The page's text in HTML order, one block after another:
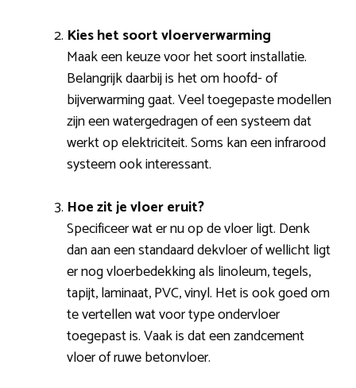
Kies het soort vloerverwarming
Maak een keuze voor het soort installatie.
Belangrijk daarbij is het om hoofd- of
bijverwarming gaat. Veel toegepaste modellen
zijn een watergedragen of een systeem dat
werkt op elektriciteit. Soms kan een infrarood
systeem ook interessant.
Hoe zit je vloer eruit?
Specificeer wat er nu op de vloer ligt. Denk
dan aan een standaard dekvloer of wellicht ligt
er nog vloerbedekking als linoleum, tegels,
tapijt, laminaat, PVC, vinyl. Het is ook goed om
te vertellen wat voor type ondervloer
toegepast is. Vaak is dat een zandcement
vloer of ruwe betonvloer.